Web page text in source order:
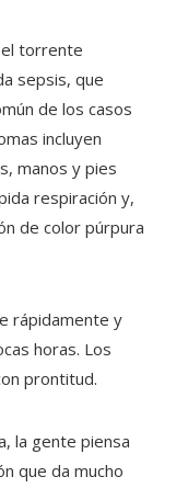
torrente
sepsis, que
de los casos
incluyen
manos y pies
respiración y,
de color púrpura
rápidamente y
horas. Los
prontitud.
la gente piensa
que da mucho